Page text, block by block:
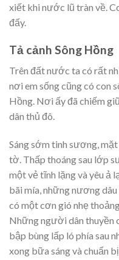
xiết khi nước lũ tràn về.
đấy.
Tả cảnh Sông Hồng
Trên đất nước ta có rất
nơi em sống cũng có con
Hồng. Nơi ấy đã chiếm
dân thủ đô.
Sáng sớm tinh sương,
tờ. Thấp thoáng sau lớp
một vẻ tĩnh lặng và yêu ả
bãi mía, những nương
có một cơn gió nhẹ
Những người dân thuyền
bập bùng lấp ló phía sau
xong bữa sáng và chuẩn